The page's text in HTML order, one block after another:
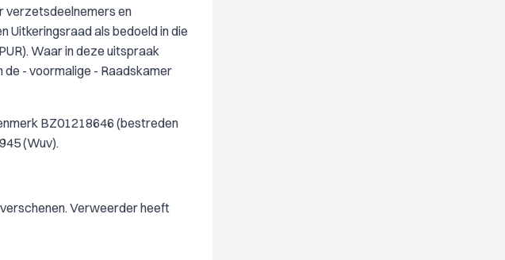
verzetsdeelnemers en
Uitkeringsraad als bedoeld in die
Waar in deze uitspraak
- voormalige - Raadskamer
BZ01218646 (bestreden
(Wuv).
Verweerder heeft